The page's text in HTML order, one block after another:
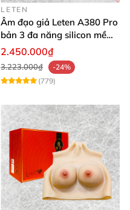
LETEN
Âm đạo giả Leten A380 Pro
bản 3 đa năng silicon mềm
mại
2.450.000₫
3.223.000₫
-24%
(779)